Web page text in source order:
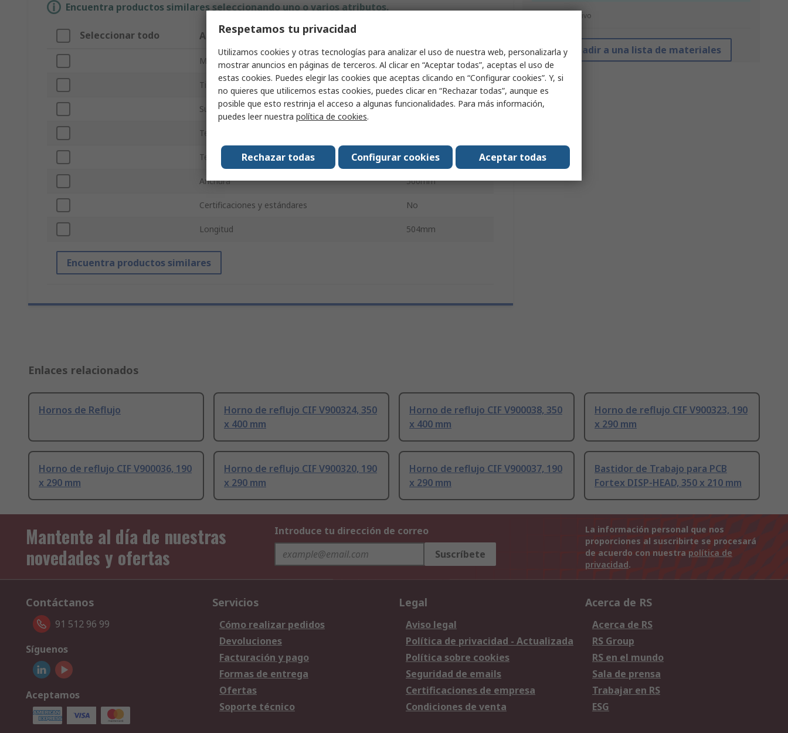
*precio indicativo
Añadir a una lista de materiales
Encuentra productos similares seleccionando uno o varios atributos.
Seleccionar todo Atributo
Marca Fortex
Tipo de producto Horno de reflujo
Superficie de reflujo útil 350 x 300 mm
Temperatura de funcionamiento máxima
Tensión 230V ac
Anchura 500mm
Certificaciones y estándares No
Longitud 504mm
Encuentra productos similares
Enlaces relacionados
Hornos de Reflujo
Horno de reflujo CIF V900324, 350
x 400 mm
Horno de reflujo CIF V900038, 350
x 400 mm
Horno de reflujo CIF V900323, 190
x 290 mm
Horno de reflujo CIF V900036, 190
x 290 mm
Horno de reflujo CIF V900320, 190
x 290 mm
Horno de reflujo CIF V900037, 190
x 290 mm
Bastidor de Trabajo para PCB
Fortex DISP-HEAD, 350 x 210 mm
Mantente al día de nuestras
novedades y ofertas
Introduce tu dirección de correo
Suscríbete
La información personal que nos
proporciones al suscribirte se procesará
de acuerdo con nuestra política de
privacidad.
Contáctanos
91 512 96 99
Síguenos
Aceptamos
Servicios
Cómo realizar pedidos
Devoluciones
Facturación y pago
Formas de entrega
Ofertas
Soporte técnico
Legal
Aviso legal
Política de privacidad - Actualizada
Política sobre cookies
Seguridad de emails
Certificaciones de empresa
Condiciones de venta
Acerca de RS
Acerca de RS
RS Group
RS en el mundo
Sala de prensa
Trabajar en RS
ESG
Respetamos tu privacidad
Utilizamos cookies y otras tecnologías para analizar el uso de nuestra web, personalizarla y
mostrar anuncios en páginas de terceros. Al clicar en “Aceptar todas”, aceptas el uso de
estas cookies. Puedes elegir las cookies que aceptas clicando en “Configurar cookies”. Y, si
no quieres que utilicemos estas cookies, puedes clicar en “Rechazar todas”, aunque es
posible que esto restrinja el acceso a algunas funcionalidades. Para más información,
puedes leer nuestra política de cookies.
Aceptar todas
Configurar cookies
Rechazar todas